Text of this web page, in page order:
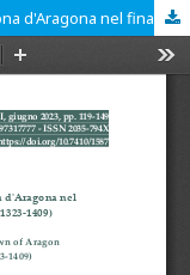
La fiscalità pontificia e la Chiesa della Corona d'Aragona nel finanziamento delle guerre in Sardegna (1323-1409)